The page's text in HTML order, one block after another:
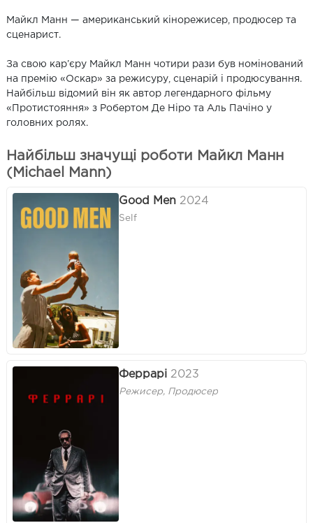
Майкл Манн — американський кінорежисер, продюсер та
сценарист.
За свою кар’єру Майкл Манн чотири рази був номінований
на премію «Оскар» за режисуру, сценарій і продюсування.
Найбільш відомий він як автор легендарного фільму
«Протистояння» з Робертом Де Ніро та Аль Пачіно у
головних ролях.
Найбільш значущі роботи Майкл Манн
(Michael Mann)
Good Men 2024
Self
Феррарі 2023
Режисер, Продюсер